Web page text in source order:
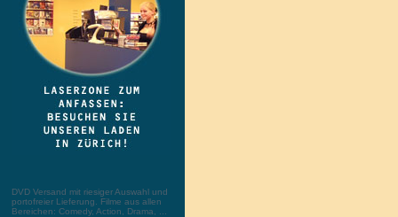
DVD Versand mit riesiger Auswahl und
portofreier Lieferung. Filme aus allen
Bereichen: Comedy, Action, Drama, ...